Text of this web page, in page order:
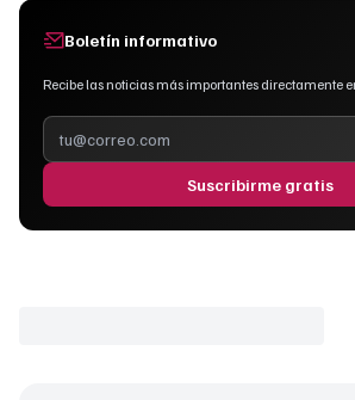
Boletín informativo
Recibe las noticias más importantes directamente
Suscribirme gratis